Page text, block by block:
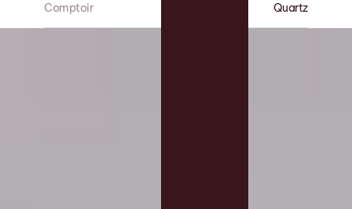
Comptoir
Quartz